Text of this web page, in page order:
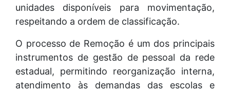
unidades disponíveis para movimentação,
respeitando a ordem de classificação.
O processo de Remoção é um dos principais
instrumentos de gestão de pessoal da rede
estadual, permitindo reorganização interna,
atendimento às demandas das escolas e